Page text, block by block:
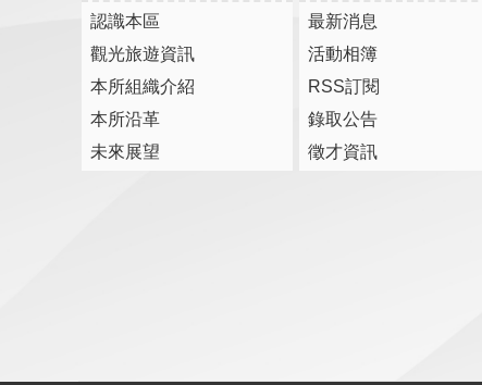
認識本區
觀光旅遊資訊
本所組織介紹
本所沿革
未來展望
最新消息
活動相簿
RSS訂閱
錄取公告
徵才資訊